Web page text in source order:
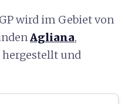
wird im Gebiet von
Agliana,
hergestellt und